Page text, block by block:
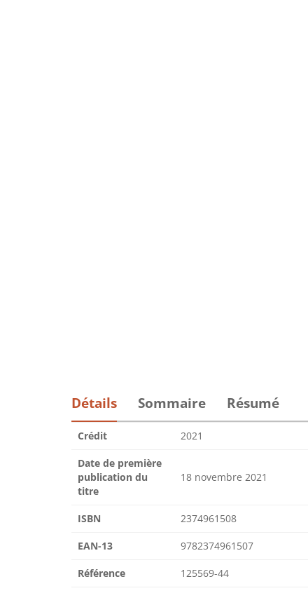
Détails Sommaire Résumé
Crédit 2021
Date de première
publication du
titre
18 novembre 2021
ISBN 2374961508
EAN-13 9782374961507
Référence 125569-44